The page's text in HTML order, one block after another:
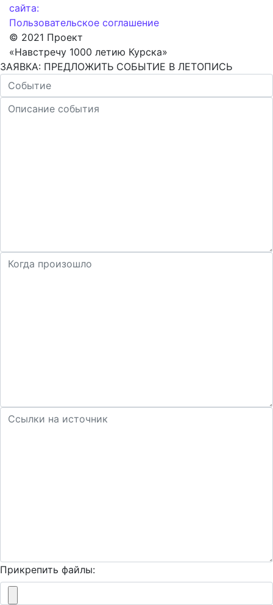
сайта:
Пользовательское соглашение
© 2021 Проект
«Навстречу 1000 летию Курска»
ЗАЯВКА: ПРЕДЛОЖИТЬ СОБЫТИЕ В ЛЕТОПИСЬ
Прикрепить файлы: